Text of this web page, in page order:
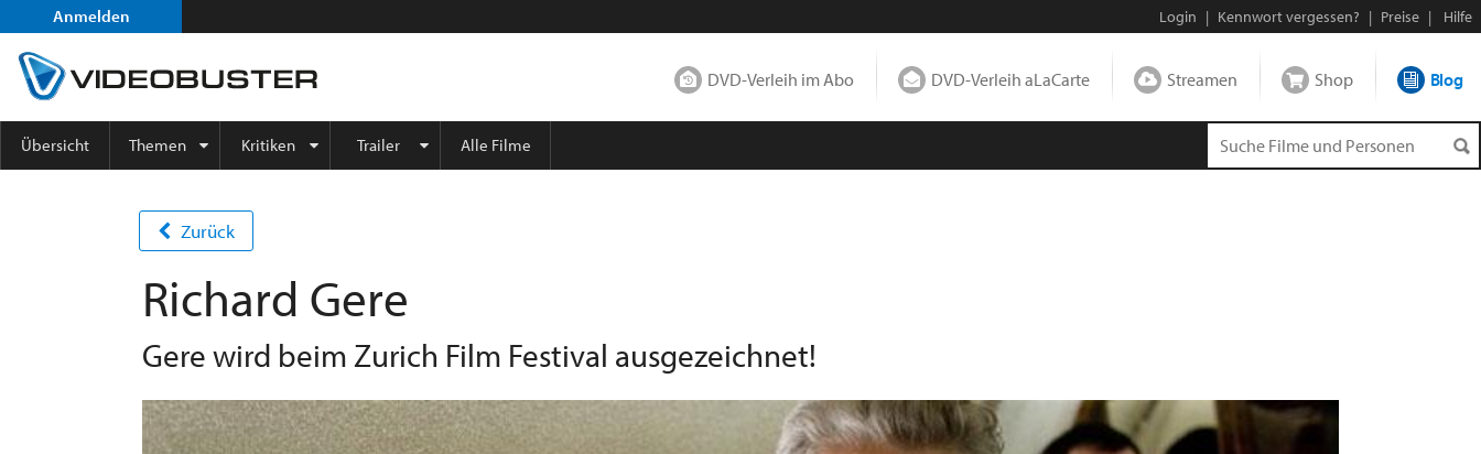
Anmelden Login | Kennwort vergessen? | Preise | Hilfe
DVD-Verleih im Abo DVD-Verleih aLaCarte Streamen Shop Blog
Übersicht Themen Kritiken Trailer Alle Filme
Zurück
Richard Gere
Gere wird beim Zurich Film Festival ausgezeichnet!